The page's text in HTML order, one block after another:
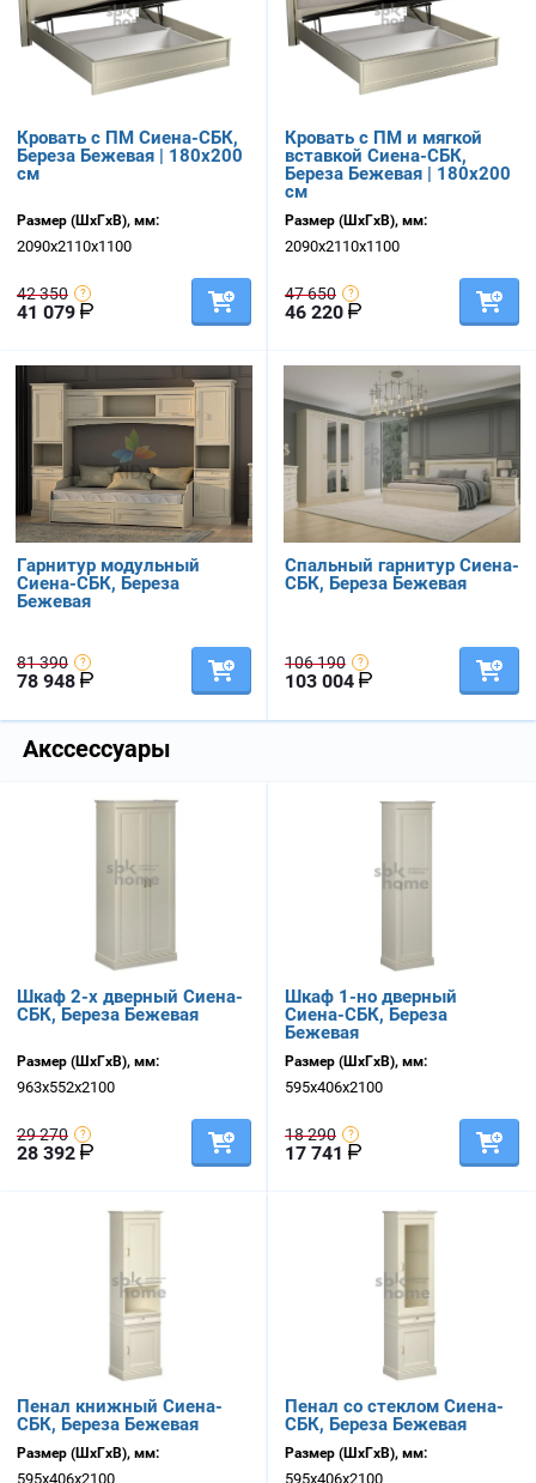
Кровать с ПМ Сиена-СБК,
Береза Бежевая | 180х200
см
Размер (ШхГхВ), мм:
2090х2110х1100
42 350
41 079
Кровать с ПМ и мягкой
вставкой Сиена-СБК,
Береза Бежевая | 180х200
см
Размер (ШхГхВ), мм:
2090х2110х1100
47 650
46 220
Гарнитур модульный
Сиена-СБК, Береза
Бежевая
81 390
78 948
Спальный гарнитур Сиена-
СБК, Береза Бежевая
106 190
103 004
Акссессуары
Шкаф 2-х дверный Сиена-
СБК, Береза Бежевая
Размер (ШхГхВ), мм:
963х552х2100
29 270
28 392
Шкаф 1-но дверный
Сиена-СБК, Береза
Бежевая
Размер (ШхГхВ), мм:
595х406х2100
18 290
17 741
Пенал книжный Сиена-
СБК, Береза Бежевая
Размер (ШхГхВ), мм:
595х406х2100
Пенал со стеклом Сиена-
СБК, Береза Бежевая
Размер (ШхГхВ), мм:
595х406х2100